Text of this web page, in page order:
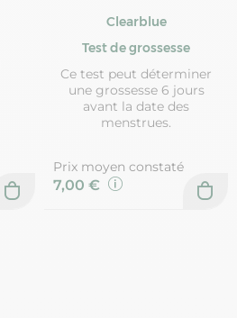
Clearblue
Test de grossesse
Ce test peut déterminer
une grossesse 6 jours
avant la date des
menstrues.
Prix moyen constaté
7,00 €